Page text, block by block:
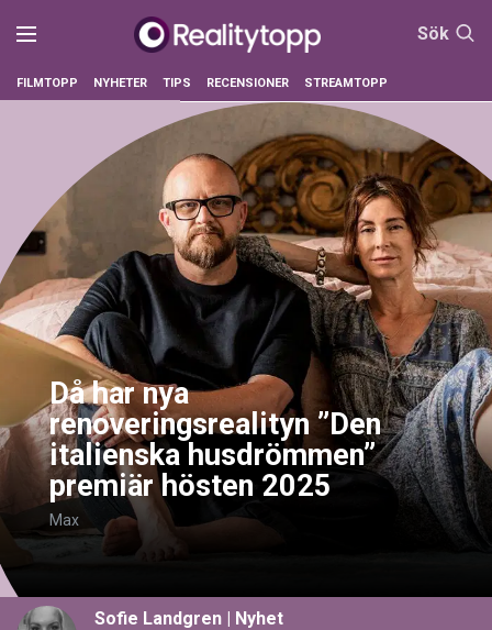
Sök
FILMTOPP NYHETER TIPS RECENSIONER STREAMTOPP
Då har nya
renoveringsrealityn ”Den
italienska husdrömmen”
premiär hösten 2025
Max
Sofie Landgren | Nyhet